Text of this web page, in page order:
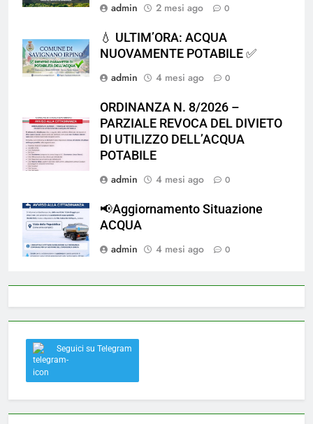
admin
2 mesi ago 0
💧 ULTIM’ORA: ACQUA
NUOVAMENTE POTABILE ✅
admin
4 mesi ago 0
ORDINANZA N. 8/2026 –
PARZIALE REVOCA DEL DIVIETO
DI UTILIZZO DELL’ACQUA
POTABILE
admin
4 mesi ago 0
📢Aggiornamento Situazione
ACQUA
admin
4 mesi ago 0
Seguici su Telegram